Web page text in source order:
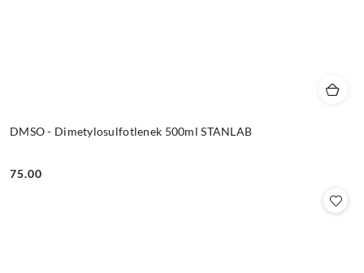
DMSO - Dimetylosulfotlenek 500ml STANLAB
Cena:
75.00